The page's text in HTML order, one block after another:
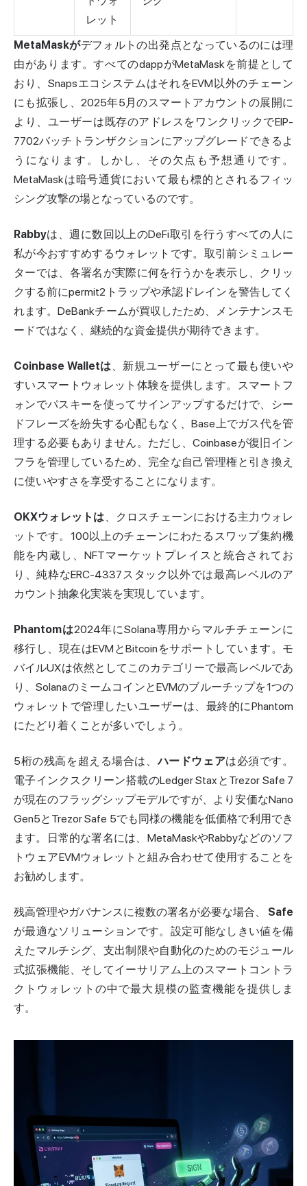
レット
MetaMaskがデフォルトの出発点となっているのには理
由があります。すべてのdappがMetaMaskを前提として
おり、SnapsエコシステムはそれをEVM以外のチェーン
にも拡張し、2025年5月のスマートアカウントの展開に
より、ユーザーは既存のアドレスをワンクリックでEIP-
7702バッチトランザクションにアップグレードできるよ
うになります。しかし、その欠点も予想通りです。
MetaMaskは暗号通貨において最も標的とされるフィッ
シング攻撃の場となっているのです。
Rabbyは、週に数回以上のDeFi取引を行うすべての人に
私が今おすすめするウォレットです。取引前シミュレー
ターでは、各署名が実際に何を行うかを表示し、クリッ
クする前にpermit2トラップや承認ドレインを警告してく
れます。DeBankチームが買収したため、メンテナンスモ
ードではなく、継続的な資金提供が期待できます。
Coinbase Walletは、新規ユーザーにとって最も使いや
すいスマートウォレット体験を提供します。スマートフ
ォンでパスキーを使ってサインアップするだけで、シー
ドフレーズを紛失する心配もなく、Base上でガス代を管
理する必要もありません。ただし、Coinbaseが復旧イン
フラを管理しているため、完全な自己管理権と引き換え
に使いやすさを享受することになります。
OKXウォレットは、クロスチェーンにおける主力ウォレ
ットです。100以上のチェーンにわたるスワップ集約機
能を内蔵し、NFTマーケットプレイスと統合されてお
り、純粋なERC-4337スタック以外では最高レベルのア
カウント抽象化実装を実現しています。
Phantomは2024年にSolana専用からマルチチェーンに
移行し、現在はEVMとBitcoinをサポートしています。モ
バイルUXは依然としてこのカテゴリーで最高レベルであ
り、SolanaのミームコインとEVMのブルーチップを1つの
ウォレットで管理したいユーザーは、最終的にPhantom
にたどり着くことが多いでしょう。
5桁の残高を超える場合は、ハードウェアは必須です。
電子インクスクリーン搭載のLedger StaxとTrezor Safe 7
が現在のフラッグシップモデルですが、より安価なNano
Gen5とTrezor Safe 5でも同様の機能を低価格で利用でき
ます。日常的な署名には、MetaMaskやRabbyなどのソフ
トウェアEVMウォレットと組み合わせて使用することを
お勧めします。
残高管理やガバナンスに複数の署名が必要な場合、 Safe
が最適なソリューションです。設定可能なしきい値を備
えたマルチシグ、支出制限や自動化のためのモジュール
式拡張機能、そしてイーサリアム上のスマートコントラ
クトウォレットの中で最大規模の監査機能を提供しま
す。